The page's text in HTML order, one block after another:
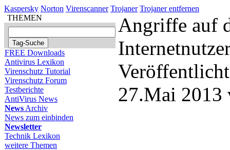
Kaspersky Norton Virenscanner Trojaner Trojaner entfernen
THEMEN
FREE Downloads
Antivirus Lexikon
Virenschutz Tutorial
Virenschutz Forum
Testberichte
AntiVirus News
News Archiv
News zum einbinden
Newsletter
Technik Lexikon
weitere Themen
Angriffe auf
27.Mai 2013